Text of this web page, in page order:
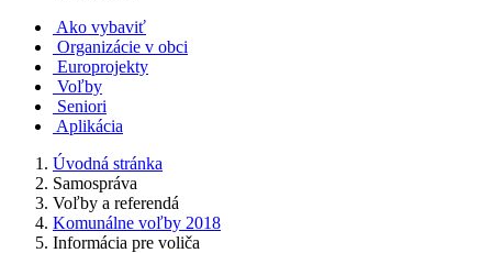
Ako vybaviť
Organizácie v obci
Europrojekty
Voľby
Seniori
Aplikácia
Úvodná stránka
Samospráva
Voľby a referendá
Komunálne voľby 2018
Informácia pre voliča